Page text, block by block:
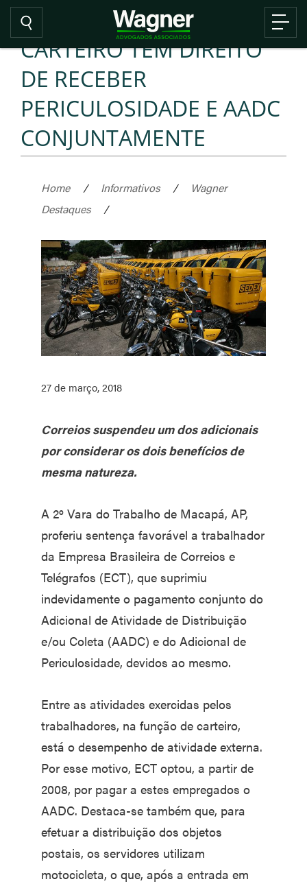
CARTEIRO TEM DIREITO
DE RECEBER
PERICULOSIDADE E AADC
CONJUNTAMENTE
Home / Informativos /
Wagner
Destaques
/
27 de março, 2018
Correios suspendeu um dos adicionais
por considerar os dois benefícios de
mesma natureza.
A 2º Vara do Trabalho de Macapá, AP,
proferiu sentença favorável a trabalhador
da Empresa Brasileira de Correios e
Telégrafos (ECT), que suprimiu
indevidamente o pagamento conjunto do
Adicional de Atividade de Distribuição
e/ou Coleta (AADC) e do Adicional de
Periculosidade, devidos ao mesmo.
Entre as atividades exercidas pelos
trabalhadores, na função de carteiro,
está o desempenho de atividade externa.
Por esse motivo, ECT optou, a partir de
2008, por pagar a estes empregados o
AADC. Destaca-se também que, para
efetuar a distribuição dos objetos
postais, os servidores utilizam
motocicleta, o que, após a entrada em